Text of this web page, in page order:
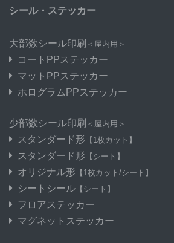
シール・ステッカー
大部数シール印刷 ＜屋内用＞
コートPPステッカー
マットPPステッカー
ホログラムPPステッカー
少部数シール印刷 ＜屋内用＞
スタンダード形 【1枚カット】
スタンダード形 【シート】
オリジナル形 【1枚カット/シート】
シートシール 【シート】
フロアステッカー
マグネットステッカー